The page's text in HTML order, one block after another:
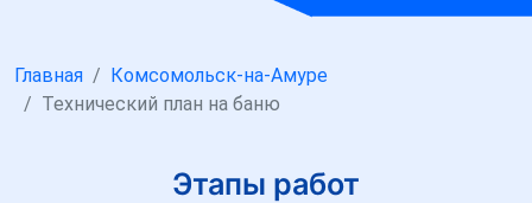
Главная
Комсомольск-на-Амуре
Технический план на баню
Этапы работ